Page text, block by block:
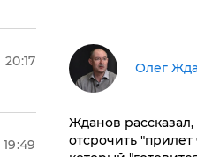
20:17
19:49
Олег
Жданов
отсрочить